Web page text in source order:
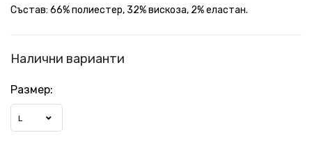
Състав: 66% полиестер, 32% вискоза, 2% еластан.
Налични варианти
Размер:
L